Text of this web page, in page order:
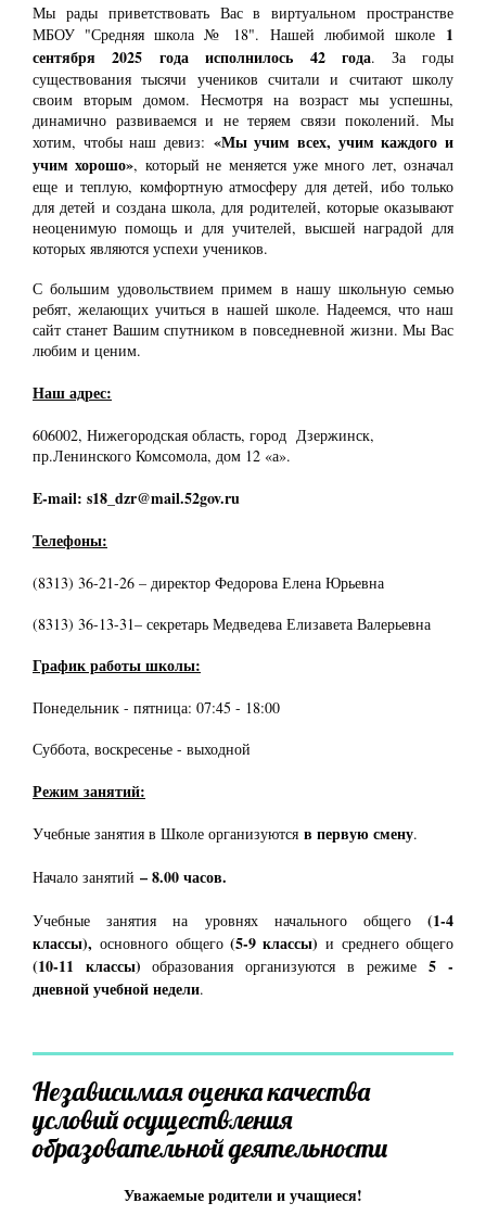
Мы рады приветствовать Вас в виртуальном пространстве
МБОУ "Средняя школа № 18". Нашей любимой школе 1
сентября 2025 года исполнилось 42 года. За годы
существования тысячи учеников считали и считают школу
своим вторым домом. Несмотря на возраст мы успешны,
динамично развиваемся и не теряем связи поколений. Мы
хотим, чтобы наш девиз: «Мы учим всех, учим каждого и
учим хорошо», который не меняется уже много лет, означал
еще и теплую, комфортную атмосферу для детей, ибо только
для детей и создана школа, для родителей, которые оказывают
неоценимую помощь и для учителей, высшей наградой для
которых являются успехи учеников.
С большим удовольствием примем в нашу школьную семью
ребят, желающих учиться в нашей школе. Надеемся, что наш
сайт станет Вашим спутником в повседневной жизни. Мы Вас
любим и ценим.
Наш адрес:
606002, Нижегородская область, город Дзержинск,
пр.Ленинского Комсомола, дом 12 «а».
E-mail: s18_dzr@mail.52gov.ru
Телефоны:
(8313) 36-21-26 – директор Федорова Елена Юрьевна
(8313) 36-13-31– секретарь Медведева Елизавета Валерьевна
График работы школы:
Понедельник - пятница: 07:45 - 18:00
Суббота, воскресенье - выходной
Режим занятий:
Учебные занятия в Школе организуются в первую смену.
Начало занятий – 8.00 часов.
Учебные занятия на уровнях начального общего (1-4
классы),основного общего (5-9 классы) и среднего общего
(10-11 классы) образования организуются в режиме5 -
дневной учебной недели.
Независимая оценка качества
условий осуществления
образовательной деятельности
Уважаемые родители и учащиеся!